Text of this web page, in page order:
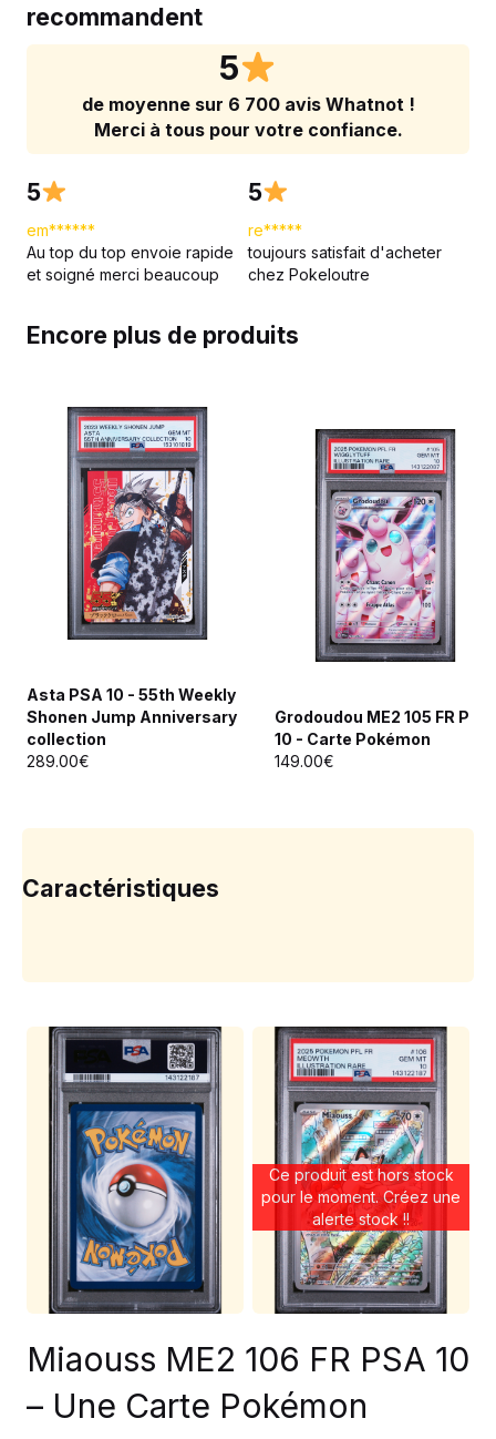
recommandent
5
de moyenne sur 6 700 avis Whatnot !
Merci à tous pour votre confiance.
5
em******
Au top du top envoie rapide
et soigné merci beaucoup
5
re*****
toujours satisfait d'acheter
chez Pokeloutre
Encore plus de produits
Asta PSA 10 - 55th Weekly
Shonen Jump Anniversary
collection
289.00€
Grodoudou ME2 105 FR PSA
10 - Carte Pokémon
149.00€
Caractéristiques
Ce produit est hors stock
pour le moment. Créez une
alerte stock !!
Miaouss ME2 106 FR PSA 10
– Une Carte Pokémon